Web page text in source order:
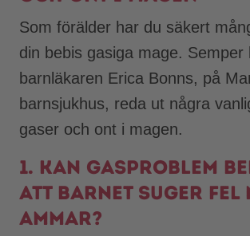
Som förälder har du säkert
din bebis gasiga mage. Semper
barnläkaren Erica Bonns, på
barnsjukhus, reda ut några
gaser och ont i magen.
1. Kan gasproblem
att barnet suger fel
ammar?